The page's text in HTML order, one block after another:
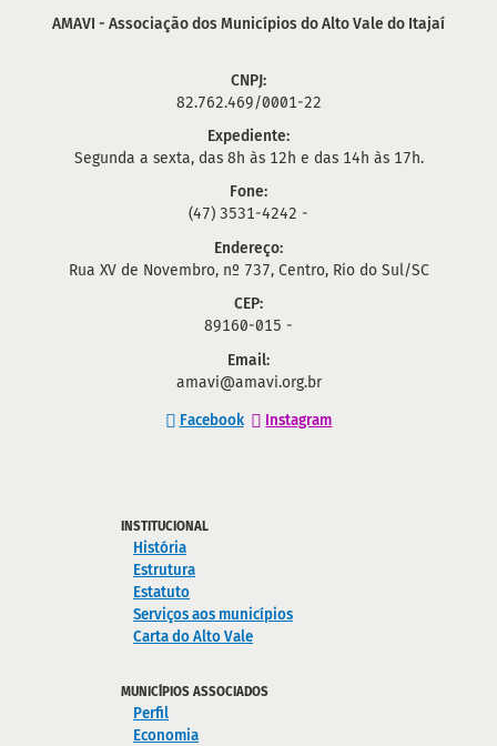
AMAVI - Associação dos Municípios do Alto Vale do Itajaí
CNPJ:
82.762.469/0001-22
Expediente:
Segunda a sexta, das 8h às 12h e das 14h às 17h.
Fone:
(47) 3531-4242 -
Endereço:
Rua XV de Novembro, nº 737, Centro, Rio do Sul/SC
CEP:
89160-015 -
Email:
amavi@amavi.org.br
Facebook Instagram
INSTITUCIONAL
História
Estrutura
Estatuto
Serviços aos municípios
Carta do Alto Vale
MUNICÍPIOS ASSOCIADOS
Perfil
Economia